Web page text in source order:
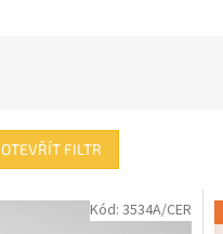
OTEVŘÍT FILTR
Kód: 3534A/CER